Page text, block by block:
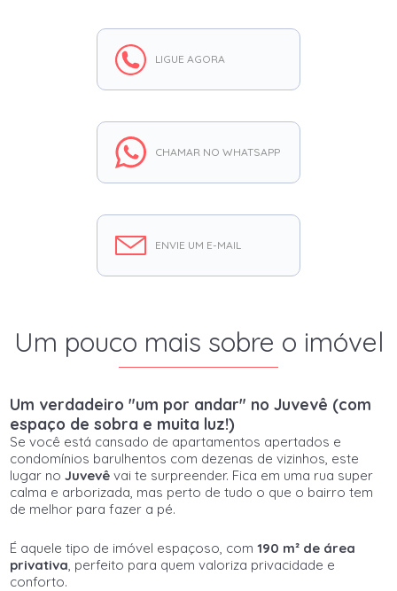
LIGUE AGORA
CHAMAR NO WHATSAPP
ENVIE UM E-MAIL
Um pouco mais sobre o imóvel
Um verdadeiro "um por andar" no Juvevê (com
espaço de sobra e muita luz!)
Se você está cansado de apartamentos apertados e
condomínios barulhentos com dezenas de vizinhos, este
lugar noJuvevê vai te surpreender. Fica em uma rua super
calma e arborizada, mas perto de tudo o que o bairro tem
de melhor para fazer a pé.
É aquele tipo de imóvel espaçoso, com190 m² de área
privativa, perfeito para quem valoriza privacidade e
conforto.